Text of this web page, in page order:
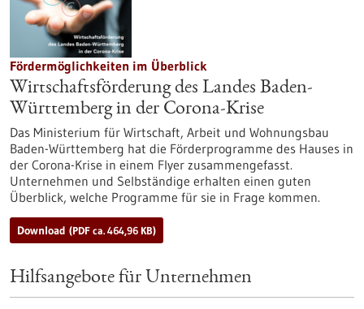
Fördermöglichkeiten im Überblick
Wirtschaftsförderung des Landes Baden-
Württemberg in der Corona-Krise
Das Ministerium für Wirtschaft, Arbeit und Wohnungsbau
Baden-Württemberg hat die Förderprogramme des Hauses in
der Corona-Krise in einem Flyer zusammengefasst.
Unternehmen und Selbständige erhalten einen guten
Überblick, welche Programme für sie in Frage kommen.
Download (PDF ca. 464,96 KB)
Hilfsangebote für Unternehmen